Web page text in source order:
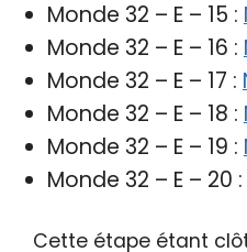
Monde 32 – E – 15 :
Monde 32 – E – 16 :
Monde 32 – E – 17 :
Monde 32 – E – 18 :
Monde 32 – E – 19 :
Monde 32 – E – 20 :
Cette étape étant